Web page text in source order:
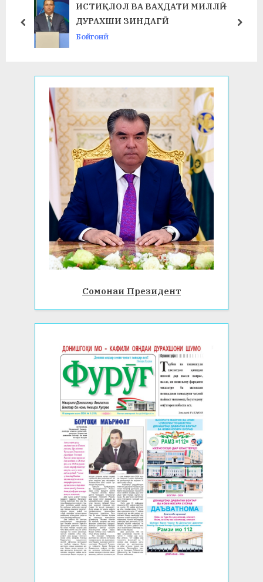
:
ИСТИҚЛОЛ ВА ВАҲДАТИ МИЛЛӢ –
ДУРАХШИ ЗИНДАГӢ
Бойгонӣ
prev next
Сомонаи Президент